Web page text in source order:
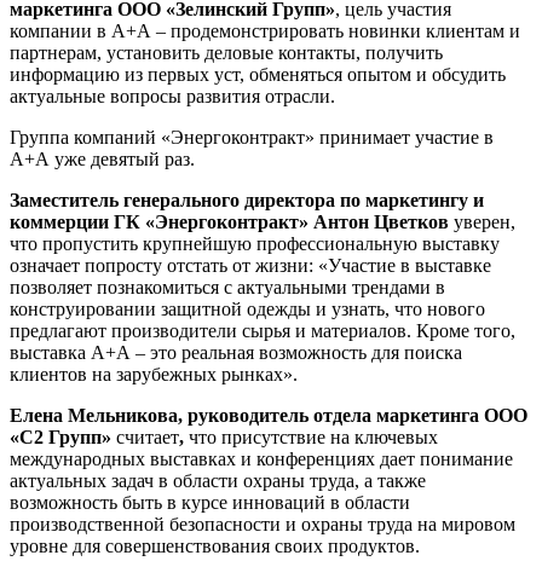
маркетинга ООО «Зелинский Групп», цель участия
компании в А+А – продемонстрировать новинки клиентам и
партнерам, установить деловые контакты, получить
информацию из первых уст, обменяться опытом и обсудить
актуальные вопросы развития отрасли.
Группа компаний «Энергоконтракт» принимает участие в
А+А уже девятый раз.
Заместитель генерального директора по маркетингу и
коммерции ГК «Энергоконтракт» Антон Цветков уверен,
что пропустить крупнейшую профессиональную выставку
означает попросту отстать от жизни: «Участие в выставке
позволяет познакомиться с актуальными трендами в
конструировании защитной одежды и узнать, что нового
предлагают производители сырья и материалов. Кроме того,
выставка А+А – это реальная возможность для поиска
клиентов на зарубежных рынках».
Елена Мельникова, руководитель отдела маркетинга ООО
«С2 Групп» считает, что присутствие на ключевых
международных выставках и конференциях дает понимание
актуальных задач в области охраны труда, а также
возможность быть в курсе инноваций в области
производственной безопасности и охраны труда на мировом
уровне для совершенствования своих продуктов.